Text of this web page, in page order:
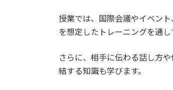
授業では、国際会議やイベン
を想定したトレーニングを通
さらに、相手に伝わる話し方
結する知識も学びます。